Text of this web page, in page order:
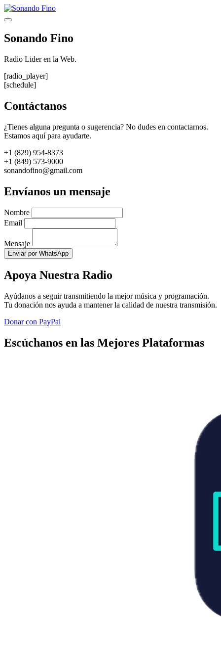
Saltar
al
Menú
Sonando Fino
Radio Lider en la Web.
[radio_player]
[schedule]
Contáctanos
¿Tienes alguna pregunta o sugerencia? No dudes en contactarnos.
Estamos aquí para ayudarte.
+1 (829) 954-8373
+1 (849) 573-9000
sonandofino@gmail.com
Envíanos un mensaje
Nombre
Email
Mensaje
Enviar por WhatsApp
Apoya Nuestra Radio
Ayúdanos a seguir transmitiendo la mejor música y programación.
Tu donación nos ayuda a mantener la calidad de nuestra transmisión.
Donar con PayPal
Escúchanos en las Mejores Plataformas